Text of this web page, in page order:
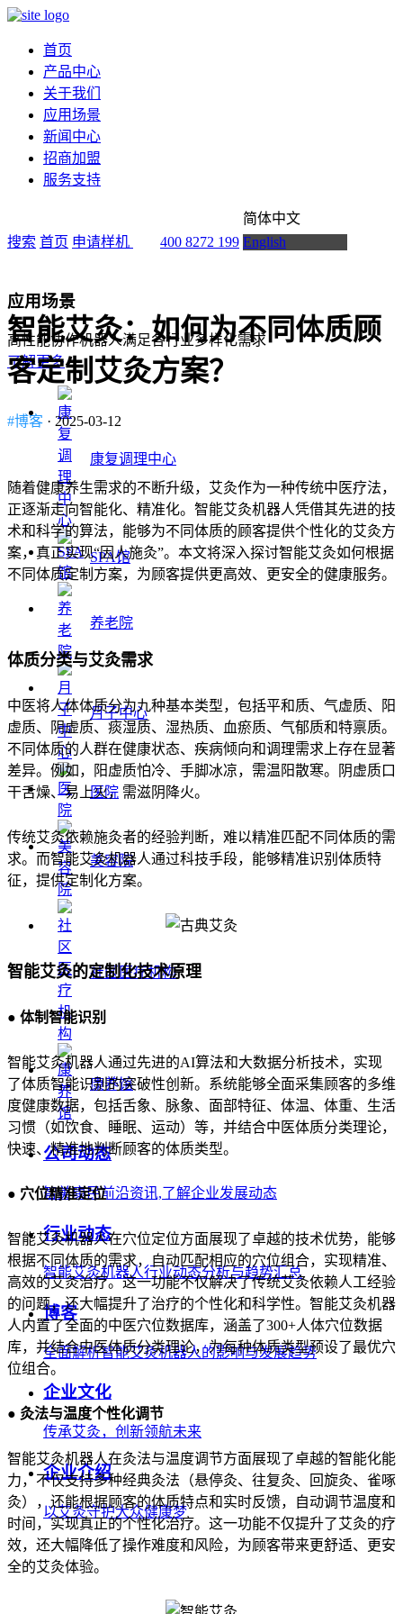
首页
产品中心
关于我们
应用场景
新闻中心
招商加盟
服务支持
搜索 首页 申请样机 400 8272 199
简体中文
English
应用场景
高性能协作机器人满足各行业多样化需求
了解更多
康复调理中心
SPA馆
养老院
月子中心
医院
美容院
社区医疗机构
康养馆
公司动态
智美康民前沿资讯,了解企业发展动态
行业动态
智能艾灸机器人行业动态分析与趋势汇总
博客
全面解析智能艾灸机器人的影响与发展趋势
企业文化
传承艾灸，创新领航未来
企业介绍
以艾灸守护大众健康梦
智能艾灸：如何为不同体质顾
客定制艾灸方案？
#博客 · 2025-03-12
随着健康养生需求的不断升级，艾灸作为一种传统中医疗法，
正逐渐走向智能化、精准化。智能艾灸机器人凭借其先进的技
术和科学的算法，能够为不同体质的顾客提供个性化的艾灸方
案，真正实现“因人施灸”。本文将深入探讨智能艾灸如何根据
不同体质定制方案，为顾客提供更高效、更安全的健康服务。
体质分类与艾灸需求
中医将人体体质分为九种基本类型，包括平和质、气虚质、阳
虚质、阴虚质、痰湿质、湿热质、血瘀质、气郁质和特禀质。
不同体质的人群在健康状态、疾病倾向和调理需求上存在显著
差异。例如，阳虚质怕冷、手脚冰凉，需温阳散寒。阴虚质口
干舌燥、易上火，需滋阴降火。
传统艾灸依赖施灸者的经验判断，难以精准匹配不同体质的需
求。而智能艾灸机器人通过科技手段，能够精准识别体质特
征，提供定制化方案。
智能艾灸的定制化技术原理
● 体制智能识别
智能艾灸机器人通过先进的AI算法和大数据分析技术，实现
了体质智能识别的突破性创新。系统能够全面采集顾客的多维
度健康数据，包括舌象、脉象、面部特征、体温、体重、生活
习惯（如饮食、睡眠、运动）等，并结合中医体质分类理论，
快速、精准地判断顾客的体质类型。
● 穴位精准定位
智能艾灸机器人在穴位定位方面展现了卓越的技术优势，能够
根据不同体质的需求，自动匹配相应的穴位组合，实现精准、
高效的艾灸治疗。这一功能不仅解决了传统艾灸依赖人工经验
的问题，还大幅提升了治疗的个性化和科学性。智能艾灸机器
人内置了全面的中医穴位数据库，涵盖了300+人体穴位数据
库，并结合中医体质分类理论，为每种体质类型预设了最优穴
位组合。
● 灸法与温度个性化调节
智能艾灸机器人在灸法与温度调节方面展现了卓越的智能化能
力，不仅支持多种经典灸法（悬停灸、往复灸、回旋灸、雀啄
灸），还能根据顾客的体质特点和实时反馈，自动调节温度和
时间，实现真正的个性化治疗。这一功能不仅提升了艾灸的疗
效，还大幅降低了操作难度和风险，为顾客带来更舒适、更安
全的艾灸体验。